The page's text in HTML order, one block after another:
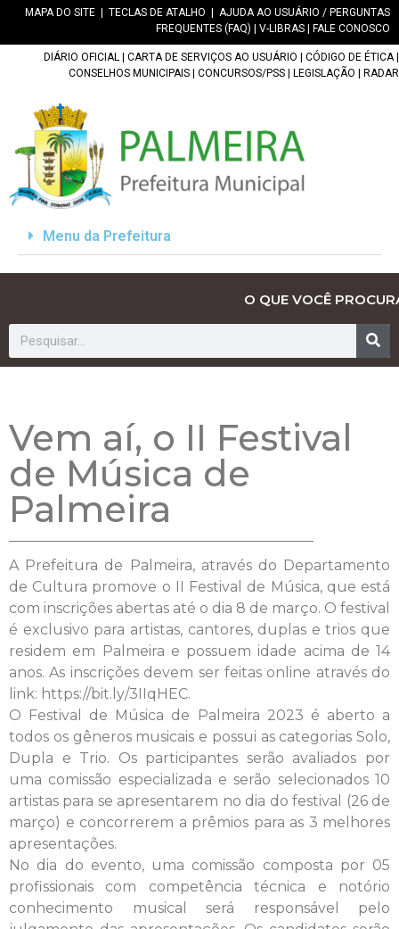
MAPA DO SITE TECLAS DE ATALHO
AJUDA AO USUÁRIO / PERGUNTAS
FREQUENTES (FAQ)
V-LIBRAS FALE CONOSCO
DIÁRIO OFICIAL CARTA DE SERVIÇOS AO USUÁRIO CÓDIGO DE ÉTICA|
CONSELHOS MUNICIPAIS
CONCURSOS/PSS LEGISLAÇÃO RADAR
Menu da Prefeitura
O QUE VOCÊ
Vem aí, o II Festival
de Música de
Palmeira
A Prefeitura de Palmeira, através do Departamento
de Cultura promove o II Festival de Música, que está
com inscrições abertas até o dia 8 de março. O festival
é exclusivo para artistas, cantores, duplas e trios que
residem em Palmeira e possuem idade acima de 14
anos. As inscrições devem ser feitas online através do
link: https://bit.ly/3IIqHEC.
O Festival de Música de Palmeira 2023 é aberto a
todos os gêneros musicais e possui as categorias Solo,
Dupla e Trio. Os participantes serão avaliados por
uma comissão especializada e serão selecionados 10
artistas para se apresentarem no dia do festival (26 de
março) e concorrerem a prêmios para as 3 melhores
apresentações.
No dia do evento, uma comissão composta por 05
profissionais com competência técnica e notório
conhecimento musical será responsável pelo